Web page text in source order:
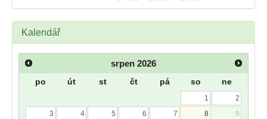
Kalendář
srpen 2026
po út st čt pá so ne
1
2
3
4 5 6 7 8
9